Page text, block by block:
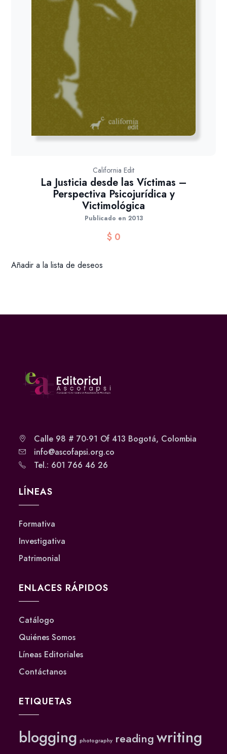
California Edit
La Justicia desde las Víctimas –
Perspectiva Psicojurídica y
Victimológica
Publicado en 2013
$0
Añadir a la lista de deseos
Calle 98 # 70-91 Of 413 Bogotá, Colombia
info@ascofapsi.org.co
Tel.: 601 766 46 26
LÍNEAS
Formativa
Investigativa
Patrimonial
ENLACES RÁPIDOS
Catálogo
Quiénes Somos
Líneas Editoriales
Contáctanos
ETIQUETAS
blogging photography reading writing